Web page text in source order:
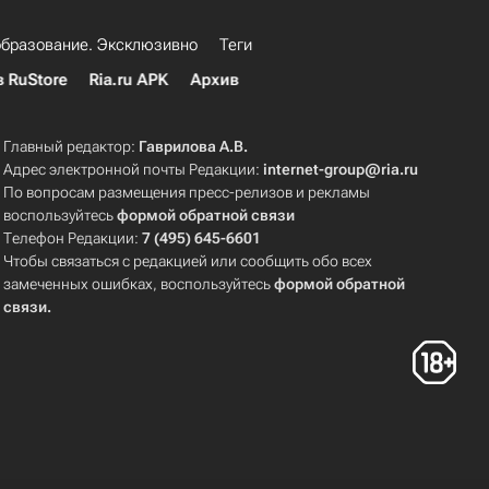
Эксклюзивно
Теги
RuStore
Ria.ru APK Архив
Главный редактор: Гаврилова А.В.
Адрес электронной почты Редакции:internet-group@ria.ru
По вопросам размещения пресс-релизов и рекламы
воспользуйтесьформой обратной связи
Телефон Редакции:7 (495) 645-6601
Чтобы связаться с редакцией или сообщить обо всех
замеченных ошибках, воспользуйтесьформой обратной
связи.